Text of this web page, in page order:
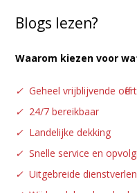
Blogs lezen?
Waarom kiezen voor
✓ Geheel vrijblijvende
✓ 24/7 bereikbaar
✓ Landelijke dekking
✓ Snelle service en
✓ Uitgebreide